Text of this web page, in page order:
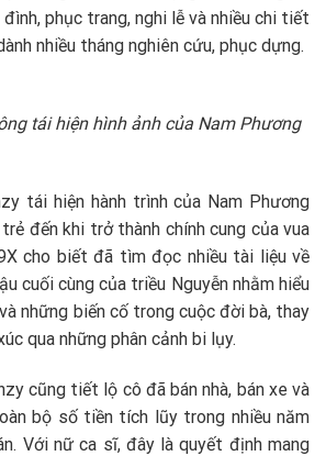
phục trang, nghi lễ và nhiều chi tiết
nhiều tháng nghiên cứu, phục dựng.
tái hiện hình ảnh của Nam Phương
tái hiện hành trình của Nam Phương
đến khi trở thành chính cung của vua
cho biết đã tìm đọc nhiều tài liệu về
cuối cùng của triều Nguyễn nhằm hiểu
những biến cố trong cuộc đời bà, thay
qua những phân cảnh bi lụy.
cũng tiết lộ cô đã bán nhà, bán xe và
bộ số tiền tích lũy trong nhiều năm
Với nữ ca sĩ, đây là quyết định mang